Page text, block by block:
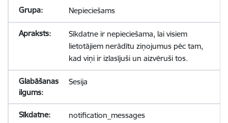
Nepieciešams
Sīkdatne ir nepieciešama, lai visiem
lietotājiem nerādītu ziņojumus pēc tam,
kad viņi ir izlasījuši un aizvēruši tos.
Sesija
notification_messages